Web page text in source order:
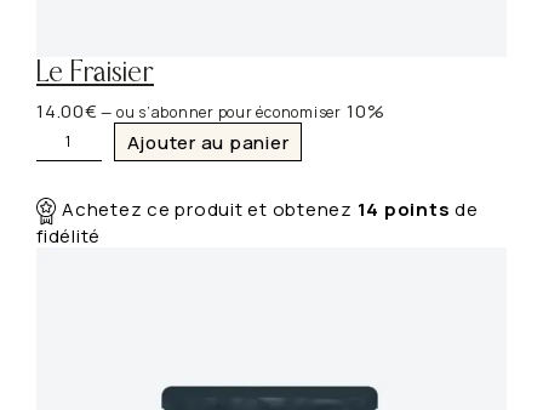
Le Fraisier
14.00€— ou s’abonner pour économiser 10%
u
n
t
i
Ajouter au panier
Achetez ce produit et obtenez 14 points de
fidélité